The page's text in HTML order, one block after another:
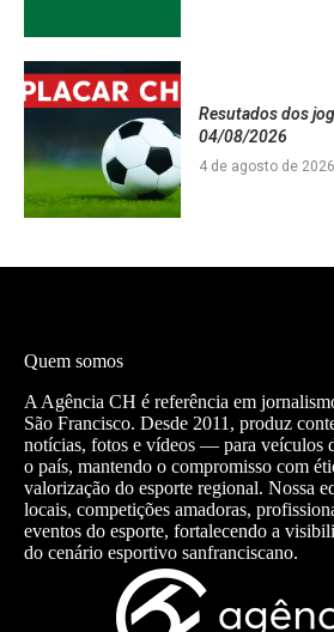
Resutados dos
04/08/2026
4 de agosto de 2026
Quem somos
A Agência CH é referência em
São Francisco. Desde 2011, produz
notícias, fotos e vídeos — para veículos
o país, mantendo o compromisso com
valorização do esporte regional. Nossa
locais, competições amadoras,
eventos do esporte, fortalecendo a
do cenário esportivo sanfranciscano.